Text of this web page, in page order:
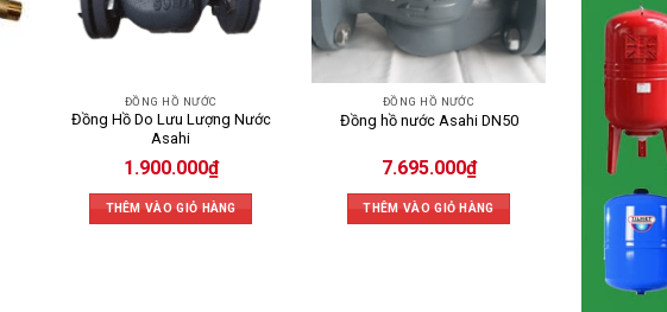
ĐỒNG HỒ NƯỚC
Đồng Hồ Do Lưu Lượng Nước
Asahi
1.900.000₫
THÊM VÀO GIỎ HÀNG
ĐỒNG HỒ NƯỚC
Đồng hồ nước Asahi DN50
7.695.000₫
THÊM VÀO GIỎ HÀNG